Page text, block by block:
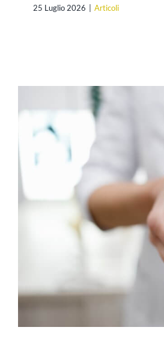
25 Luglio 2026 Articoli
ERNIA DEL DISCO: